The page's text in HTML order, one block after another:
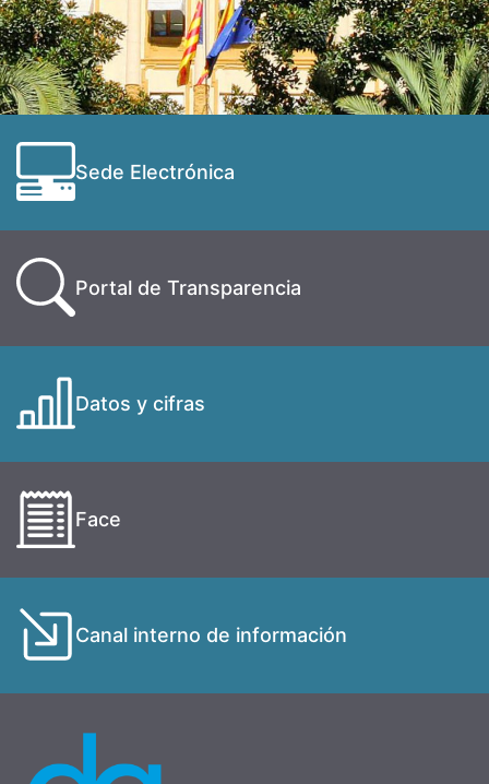
Sede Electrónica
Portal de Transparencia
Datos y cifras
Face
Canal interno de información